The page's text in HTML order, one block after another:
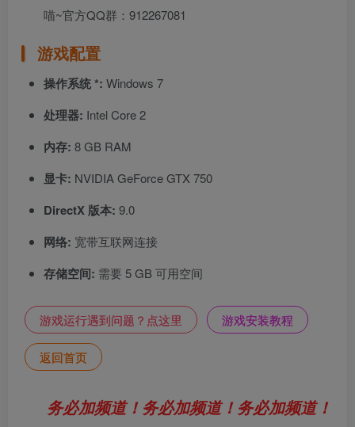
喵~官方QQ群：912267081
游戏配置
操作系统 *: Windows 7
处理器: Intel Core 2
内存: 8 GB RAM
显卡: NVIDIA GeForce GTX 750
DirectX 版本: 9.0
网络: 宽带互联网连接
存储空间: 需要 5 GB 可用空间
游戏运行遇到问题？点这里 游戏安装教程
返回首页
务必加频道！务必加频道！务必加频道！